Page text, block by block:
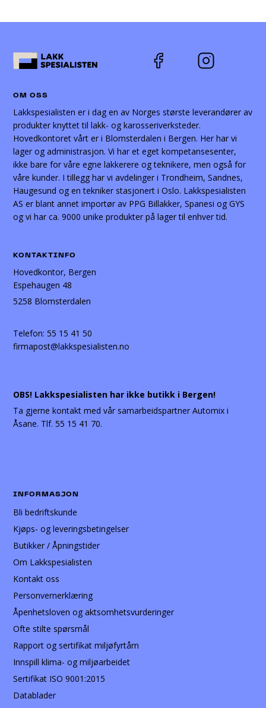
OM OSS
Lakkspesialisten er i dag en av Norges største leverandører av
produkter knyttet til lakk- og karosseriverksteder.
Hovedkontoret vårt er i Blomsterdalen i Bergen. Her har vi
lager og administrasjon. Vi har et eget kompetansesenter,
ikke bare for våre egne lakkerere og teknikere, men også for
våre kunder. I tillegg har vi avdelinger i Trondheim, Sandnes,
Haugesund og en tekniker stasjonert i Oslo. Lakkspesialisten
AS er blant annet importør av PPG Billakker, Spanesi og GYS
og vi har ca. 9000 unike produkter på lager til enhver tid.
KONTAKTINFO
Hovedkontor, Bergen
Espehaugen 48
5258 Blomsterdalen
Telefon:55 15 41 50
firmapost@lakkspesialisten.no
OBS! Lakkspesialisten har ikke butikk i Bergen!
Ta gjerne kontakt med vår samarbeidspartner Automix i
Åsane. Tlf. 55 15 41 70.
INFORMASJON
Bli bedriftskunde
Kjøps- og leveringsbetingelser
Butikker / Åpningstider
Om Lakkspesialisten
Kontakt oss
Personvernerklæring
Åpenhetsloven og aktsomhetsvurderinger
Ofte stilte spørsmål
Rapport og sertifikat miljøfyrtårn
Innspill klima- og miljøarbeidet
Sertifikat ISO 9001:2015
Datablader